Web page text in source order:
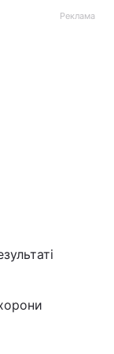
Реклама